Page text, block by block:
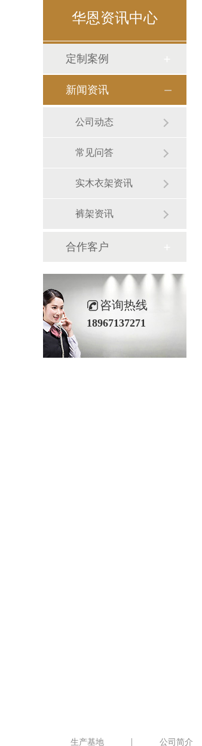
华恩资讯中心
定制案例
新闻资讯
公司动态
常见问答
实木衣架资讯
裤架资讯
合作客户
咨询热线
18967137271
生产基地 公司简介